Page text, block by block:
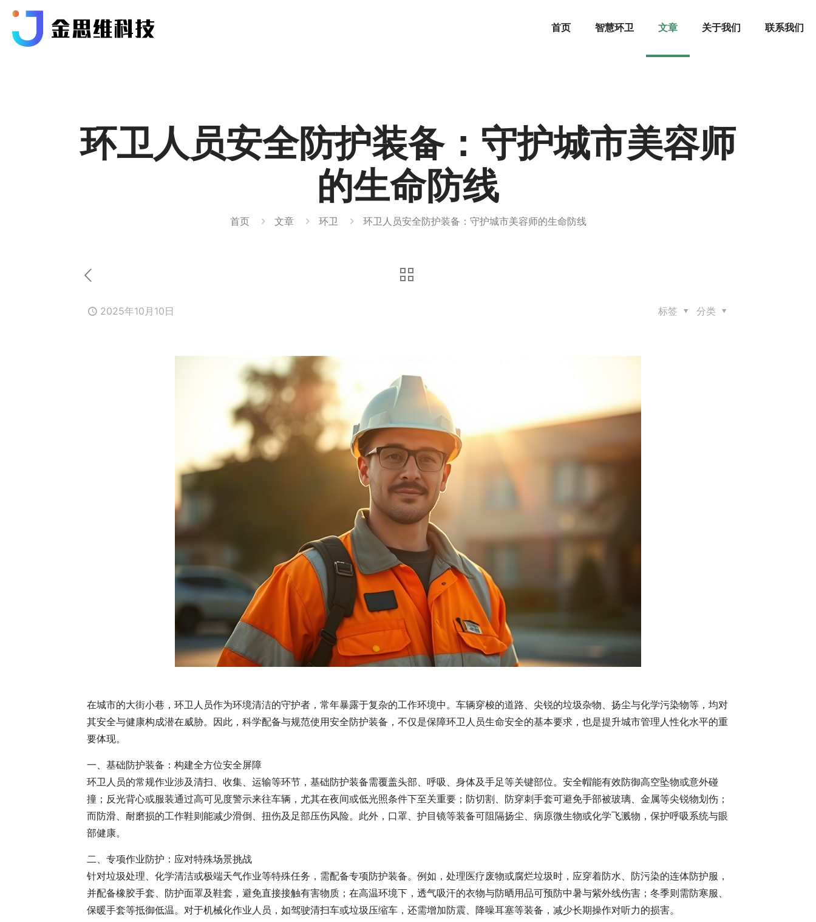
首页 智慧环卫 文章 关于我们 联系我们
环卫人员安全防护装备：守护城市美容师
的生命防线
首页 文章 环卫 环卫人员安全防护装备：守护城市美容师的生命防线
2025年10月10日 分类
标签
在城市的大街小巷，环卫人员作为环境清洁的守护者，常年暴露于复杂的工作环境中。车辆穿梭的道路、尖锐的垃圾杂物、扬尘与化学污染物等，均对
其安全与健康构成潜在威胁。因此，科学配备与规范使用安全防护装备，不仅是保障环卫人员生命安全的基本要求，也是提升城市管理人性化水平的重
要体现。
一、基础防护装备：构建全方位安全屏障
环卫人员的常规作业涉及清扫、收集、运输等环节，基础防护装备需覆盖头部、呼吸、身体及手足等关键部位。安全帽能有效防御高空坠物或意外碰
撞；反光背心或服装通过高可见度警示来往车辆，尤其在夜间或低光照条件下至关重要；防切割、防穿刺手套可避免手部被玻璃、金属等尖锐物划伤；
而防滑、耐磨损的工作鞋则能减少滑倒、扭伤及足部压伤风险。此外，口罩、护目镜等装备可阻隔扬尘、病原微生物或化学飞溅物，保护呼吸系统与眼
部健康。
二、专项作业防护：应对特殊场景挑战
针对垃圾处理、化学清洁或极端天气作业等特殊任务，需配备专项防护装备。例如，处理医疗废物或腐烂垃圾时，应穿着防水、防污染的连体防护服，
并配备橡胶手套、防护面罩及鞋套，避免直接接触有害物质；在高温环境下，透气吸汗的衣物与防晒用品可预防中暑与紫外线伤害；冬季则需防寒服、
保暖手套等抵御低温。对于机械化作业人员，如驾驶清扫车或垃圾压缩车，还需增加防震、降噪耳塞等装备，减少长期操作对听力的损害。